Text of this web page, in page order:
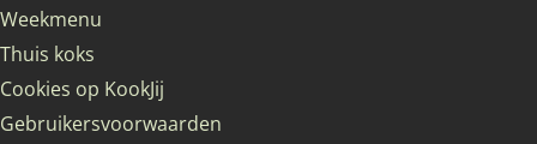
Weekmenu
Thuis koks
Cookies op KookJij
Gebruikersvoorwaarden